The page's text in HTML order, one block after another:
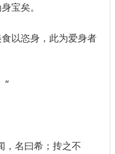
宝矣。
以恣身，此为爱身者
”
，名曰希；抟之不